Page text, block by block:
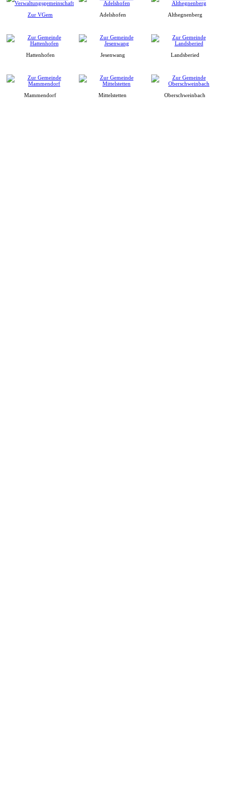
Zur VGem Adelshofen Althegnenberg
Hattenhofen Jesenwang Landsberied
Mammendorf Mittelstetten Oberschweinbach